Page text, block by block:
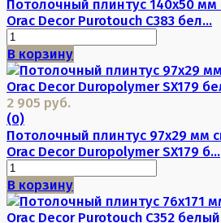
Потолочный плинтус 140х50
Orac Decor Purotouch C383 бел...
В корзину
2 905 руб.
(0)
Потолочный плинтус 97х29 мм
Orac Decor Duropolymer SX179 б...
В корзину